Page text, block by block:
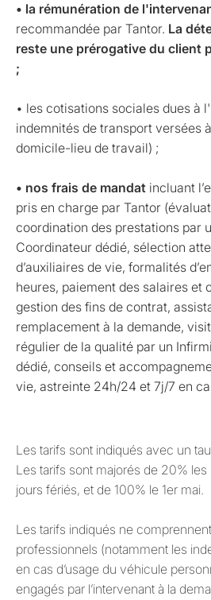
• la rémunération de
recommandée par Tantor. La
reste une prérogative du client
;
• les cotisations sociales dues à
indemnités de transport versées
domicile-lieu de travail) ;
• nos frais de mandat incluant
pris en charge par Tantor
coordination des prestations par
Coordinateur dédié, sélection
d’auxiliaires de vie, formalités
heures, paiement des salaires et
gestion des fins de contrat,
remplacement à la demande,
régulier de la qualité par un
dédié, conseils et
vie, astreinte 24h/24 et 7j/7 en
Les tarifs sont indiqués avec un
Les tarifs sont majorés de 20%
jours fériés, et de 100% le 1er mai.
Les tarifs indiqués ne
professionnels (notamment les
en cas d’usage du véhicule
engagés par l’intervenant à la